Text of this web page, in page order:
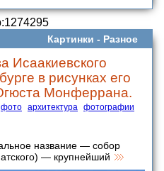
Картинки - Разное
Исаакиевского
в рисунках его
Монферрана.
фото архитектура фотографии
название — собор
— крупнейший